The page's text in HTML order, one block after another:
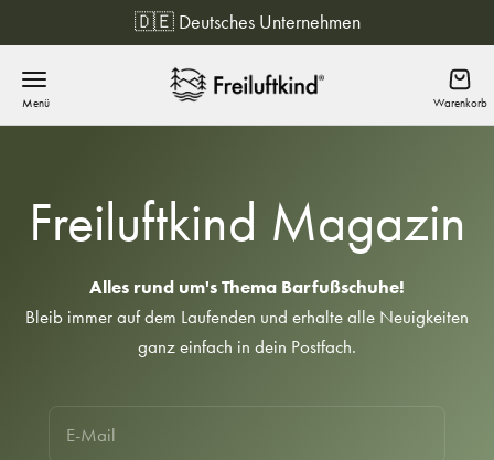
Zum Inhalt springen 🔒 12 Monate Garantie
Menü Freiluftkind
Freiluftkind Magazin
Alles rund um's Thema Barfußschuhe!
Bleib immer auf dem Laufenden und erhalte alle Neuigkeiten
ganz einfach in dein Postfach.
E-Mail